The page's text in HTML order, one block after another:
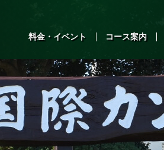
料金・イベント コース案内